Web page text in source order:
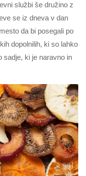
službi še družino z
se iz dneva v dan
da bi posegali po
dopolnilih, ki so lahko
sadje, ki je naravno in